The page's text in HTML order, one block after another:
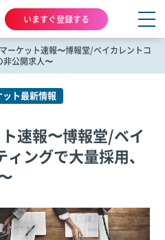
いますぐ登録する
ーケット速報〜博報堂/ベイカレントコ
非公開求人〜
ト最新情報
速報〜博報堂/ベイ
ングで大量採用、